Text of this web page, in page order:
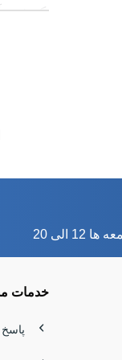
یک شب
در
برابر
چه قصد
مثل
مشاوره
چادر
می‌شود
خدمات